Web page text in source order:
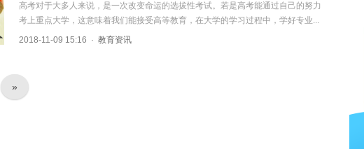
高考对于大多人来说，是一次改变命运的选拔性考试。若是高考能通过自己的努力
考上重点大学，这意味着我们能接受高等教育，在大学的学习过程中，学好专业...
2018-11-09 15:16 · 教育资讯
»